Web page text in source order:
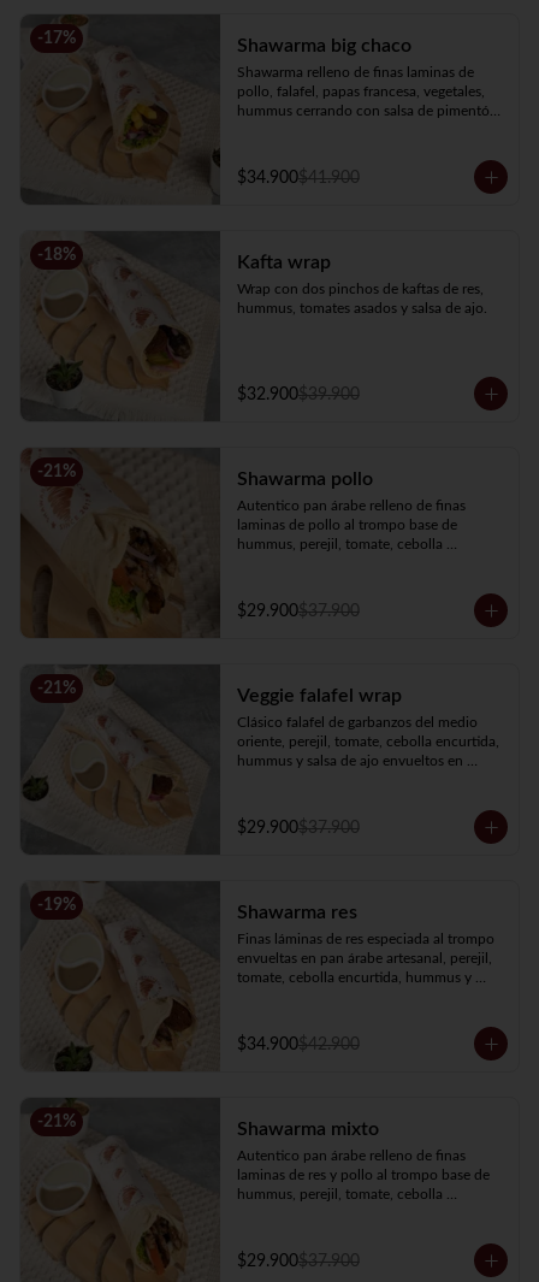
-17% Shawarma big chaco
Shawarma relleno de finas laminas de
pollo, falafel, papas francesa, vegetales,
hummus cerrando con salsa de pimentón
$34.900$41.900
-18% Kafta wrap
Wrap con dos pinchos de kaftas de res,
hummus, tomates asados y salsa de ajo.
$32.900$39.900
-21% Shawarma pollo
Autentico pan árabe relleno de finas
laminas de pollo al trompo base de
hummus, perejil, tomate, cebolla
$29.900$37.900
-21% Veggie falafel wrap
Clásico falafel de garbanzos del medio
oriente, perejil, tomate, cebolla encurtida,
hummus y salsa de ajo envueltos en
$29.900$37.900
-19% Shawarma res
Finas láminas de res especiada al trompo
envueltas en pan árabe artesanal, perejil,
tomate, cebolla encurtida, hummus y
$34.900$42.900
-21% Shawarma mixto
Autentico pan árabe relleno de finas
laminas de res y pollo al trompo base de
hummus, perejil, tomate, cebolla
$29.900$37.900